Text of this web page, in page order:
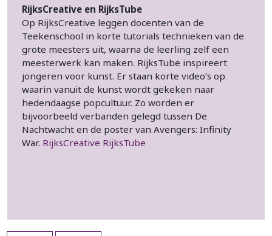
RijksCreative en RijksTube
Op RijksCreative leggen docenten van de
Teekenschool in korte tutorials technieken van de
grote meesters uit, waarna de leerling zelf een
meesterwerk kan maken. RijksTube inspireert
jongeren voor kunst. Er staan korte video’s op
waarin vanuit de kunst wordt gekeken naar
hedendaagse popcultuur. Zo worden er
bijvoorbeeld verbanden gelegd tussen De
Nachtwacht en de poster van Avengers: Infinity
War. RijksCreative RijksTube